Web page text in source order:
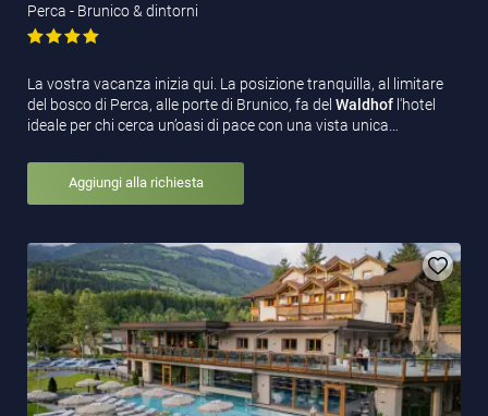
Perca - Brunico & dintorni
La vostra vacanza inizia qui. La posizione tranquilla, al limitare
del bosco di Perca, alle porte di Brunico, fa del Waldhof l'hotel
ideale per chi cerca un’oasi di pace con una vista unica…
Aggiungi alla richiesta